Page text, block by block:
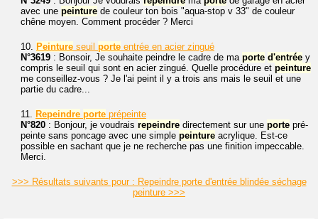
avec une peinture de couleur ton bois "aqua-stop v 33" de couleur
chêne moyen. Comment procéder ? Merci
10. Peinture seuil porte entrée en acier zingué
N°3619 : Bonsoir, Je souhaite peindre le cadre de ma porte d'entrée y
compris le seuil qui sont en acier zingué. Quelle procédure et peinture
me conseillez-vous ? Je l'ai peint il y a trois ans mais le seuil et une
partie du cadre...
11. Repeindre porte prépeinte
N°820 : Bonjour, je voudrais repeindre directement sur une porte pré-
peinte sans poncage avec une simple peinture acrylique. Est-ce
possible en sachant que je ne recherche pas une finition impeccable.
Merci.
>>> Résultats suivants pour : Repeindre porte d'entrée blindée séchage
peinture >>>